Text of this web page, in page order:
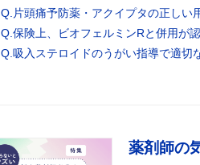
Q.片頭痛予防薬・アクイプタの正しい
Q.保険上、ビオフェルミンRと併用が
Q.吸入ステロイドのうがい指導で適切
薬剤師の